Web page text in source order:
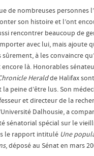
de nombreuses personnes
son histoire et l’ont
rencontrer beaucoup de
avec lui, mais ajoute
à les convaincre
encore là. Honorables
Heraldde Halifax
peine d’être lus. Son
et directeur de la
Dalhousie, a
sénatorial spécial sur le
le rapport intitulé Une
, déposé au Sénat en mars